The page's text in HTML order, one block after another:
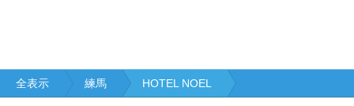
全表示 練馬 HOTEL NOEL